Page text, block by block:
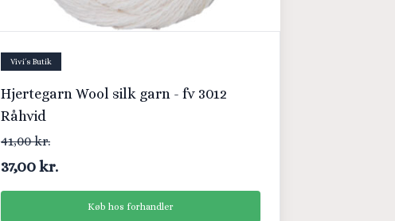
Vivi´s Butik
Hjertegarn Wool silk garn - fv 3012
Råhvid
41,00 kr.
37,00 kr.
Køb hos forhandler